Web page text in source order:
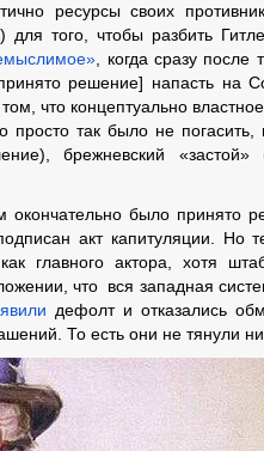
ресурсы своих
для того, чтобы разбить
, когда сразу
решение] напасть на
что концептуально
так было не
брежневский
окончательно было принято
акт капитуляции.
главного актора, хотя
что вся западная
дефолт и отказались
То есть они не тянули